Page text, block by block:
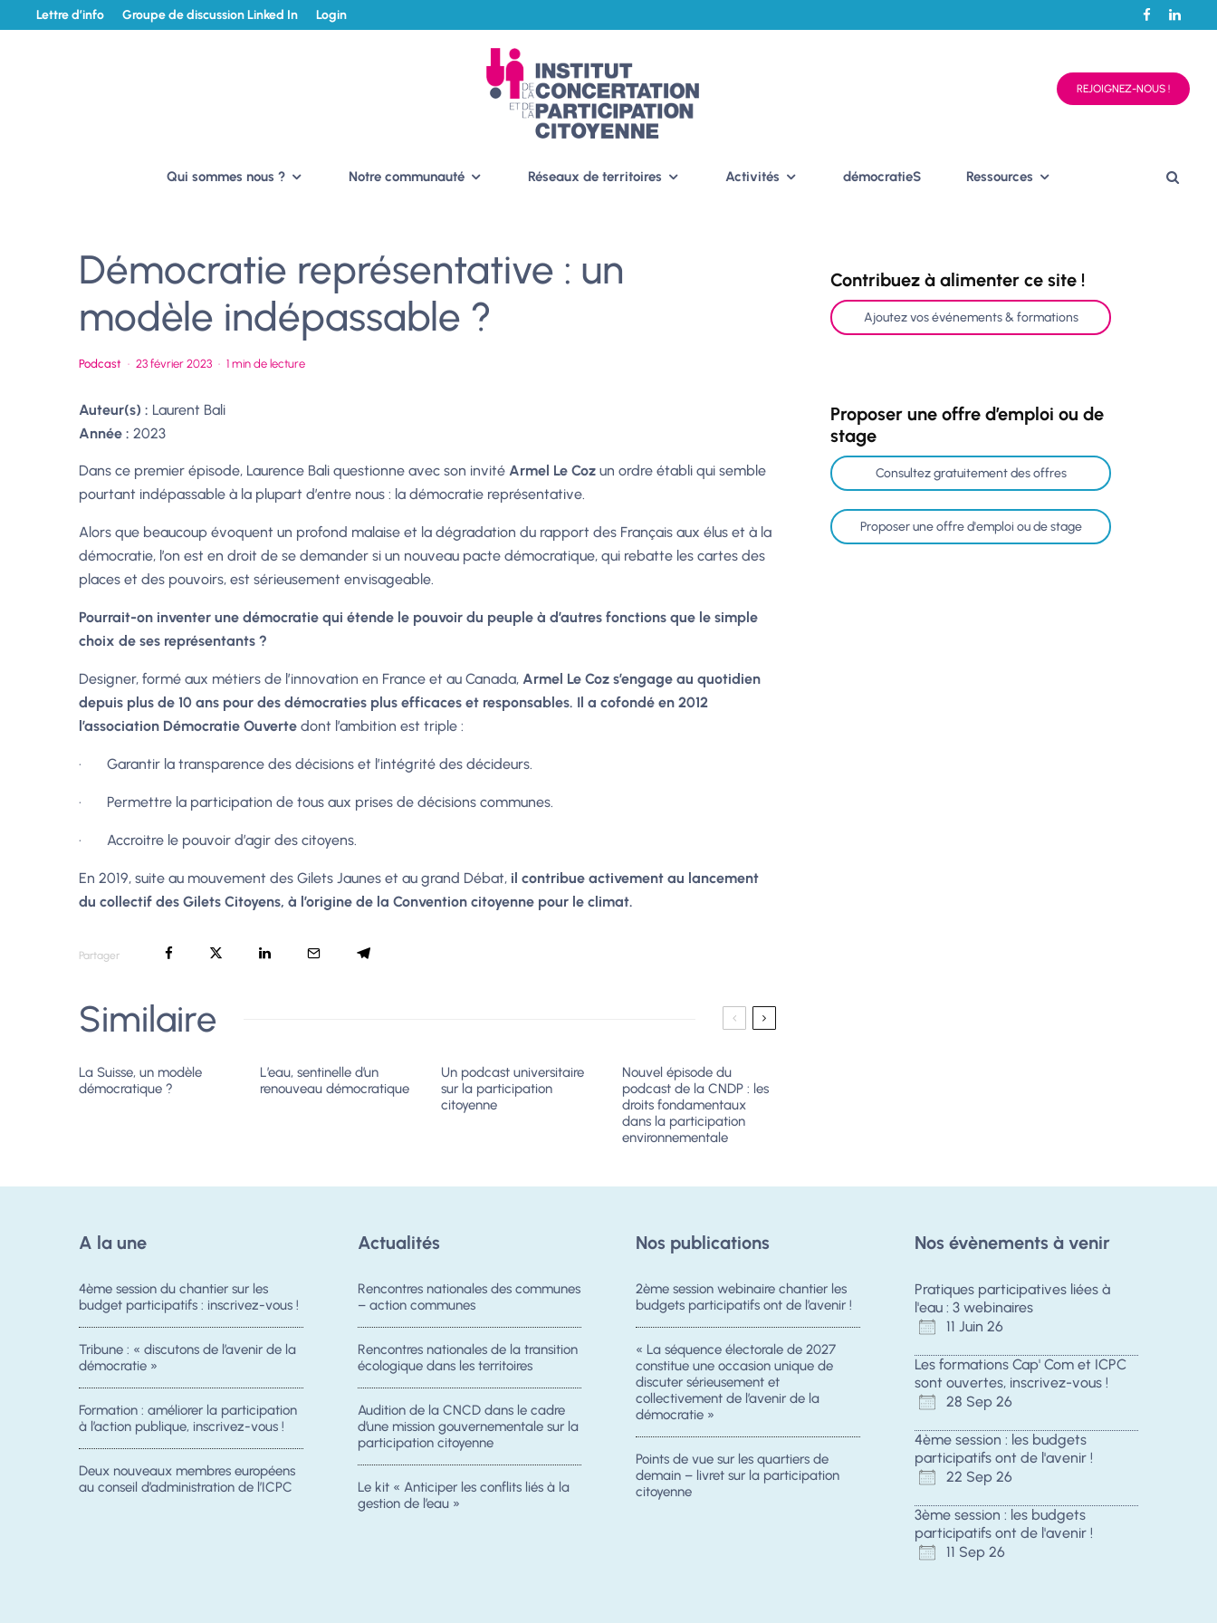
Lettre d’info Groupe de discussion Linked In Login
REJOIGNEZ-NOUS !
Qui sommes nous ? Notre communauté Réseaux de territoires Activités démocratieS Ressources
Démocratie représentative : un
modèle indépassable ?
Podcast · 23 février 2023 · 1 min de lecture
Auteur(s) : Laurent Bali
Année : 2023
Dans ce premier épisode, Laurence Bali questionne avec son invité Armel Le Coz un ordre établi qui semble
pourtant indépassable à la plupart d’entre nous : la démocratie représentative.
Alors que beaucoup évoquent un profond malaise et la dégradation du rapport des Français aux élus et à la
démocratie, l’on est en droit de se demander si un nouveau pacte démocratique, qui rebatte les cartes des
places et des pouvoirs, est sérieusement envisageable.
Pourrait-on inventer une démocratie qui étende le pouvoir du peuple à d’autres fonctions que le simple
choix de ses représentants ?
Designer, formé aux métiers de l’innovation en France et au Canada, Armel Le Coz s’engage au quotidien
depuis plus de 10 ans pour des démocraties plus efficaces et responsables. Il a cofondé en 2012
l’association Démocratie Ouverte dont l’ambition est triple :
· Garantir la transparence des décisions et l’intégrité des décideurs.
· Permettre la participation de tous aux prises de décisions communes.
· Accroitre le pouvoir d’agir des citoyens.
En 2019, suite au mouvement des Gilets Jaunes et au grand Débat, il contribue activement au lancement
du collectif des Gilets Citoyens, à l’origine de la Convention citoyenne pour le climat.
Partager
Similaire
La Suisse, un modèle
démocratique ?
L’eau, sentinelle d’un
renouveau démocratique
Un podcast universitaire
sur la participation
citoyenne
Nouvel épisode du
podcast de la CNDP : les
droits fondamentaux
dans la participation
environnementale
Contribuez à alimenter ce site !
Ajoutez vos événements & formations
Proposer une offre d’emploi ou de
stage
Consultez gratuitement des offres
Proposer une offre d'emploi ou de stage
A la une
4ème session du chantier sur les
budget participatifs : inscrivez-vous !
Tribune : « discutons de l’avenir de la
démocratie »
Formation : améliorer la participation
à l’action publique, inscrivez-vous !
Deux nouveaux membres européens
au conseil d’administration de l’ICPC
Actualités
Rencontres nationales des communes
– action communes
Rencontres nationales de la transition
écologique dans les territoires
Audition de la CNCD dans le cadre
d’une mission gouvernementale sur la
participation citoyenne
Le kit « Anticiper les conflits liés à la
gestion de l’eau »
Nos publications
2ème session webinaire chantier les
budgets participatifs ont de l’avenir !
« La séquence électorale de 2027
constitue une occasion unique de
discuter sérieusement et
collectivement de l’avenir de la
démocratie »
Points de vue sur les quartiers de
demain – livret sur la participation
citoyenne
Nos évènements à venir
Pratiques participatives liées à
l'eau : 3 webinaires
11 Juin 26
Les formations Cap' Com et ICPC
sont ouvertes, inscrivez-vous !
28 Sep 26
4ème session : les budgets
participatifs ont de l'avenir !
22 Sep 26
3ème session : les budgets
participatifs ont de l'avenir !
11 Sep 26